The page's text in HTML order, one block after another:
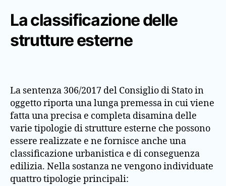
La classificazione delle
strutture esterne
La sentenza 306/2017 del Consiglio di Stato in
oggetto riporta una lunga premessa in cui viene
fatta una precisa e completa disamina delle
varie tipologie di strutture esterne che possono
essere realizzate e ne fornisce anche una
classificazione urbanistica e di conseguenza
edilizia. Nella sostanza ne vengono individuate
quattro tipologie principali: